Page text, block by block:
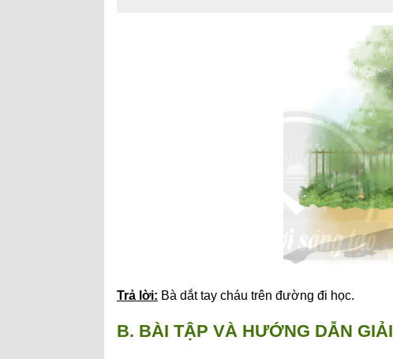
Trả lời: Bà dắt tay cháu trên đường đi học.
B. BÀI TẬP VÀ HƯỚNG DẪN GIẢI